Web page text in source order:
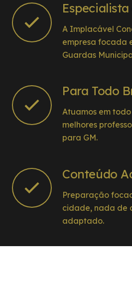
Especialista
A Implacável
empresa focada
Guardas
Para Todo
Atuamos em
melhores
para GM.
Conteúdo
Preparação
cidade, nada de
adaptado.